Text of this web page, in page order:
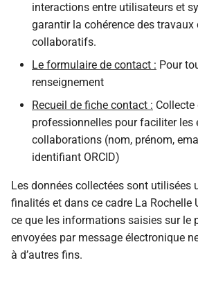
interactions entre utilisateurs et
garantir la cohérence des travaux
collaboratifs.
Le formulaire de contact : Pour
renseignement
Recueil de fiche contact : Collecte
professionnelles pour faciliter les
collaborations (nom, prénom,
identifiant ORCID)
Les données collectées sont utilisées
finalités et dans ce cadre La Rochelle
ce que les informations saisies sur le
envoyées par message électronique
à d’autres fins.